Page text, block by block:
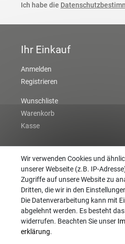
Ich habe die
Ihr Einkauf
Anmelden
Registrieren
Wunschliste
Warenkorb
Kasse
Wir verwenden Cookies und
unserer Webseite (z.B. IP-
Zugriffe auf unsere Website zu
Dritten, die wir in den
Die Datenverarbeitung kann mit
abgelehnt werden. Es besteht
widerrufen. Beachten Sie unser
erklärung.